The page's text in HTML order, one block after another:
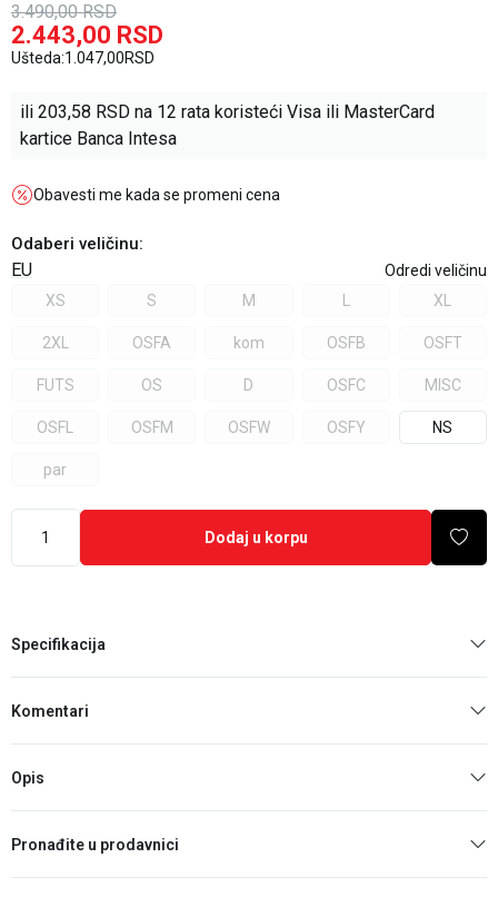
3.490,00 RSD
2.443,00 RSD
Ušteda:1.047,00RSD
ili 203,58 RSD na 12 rata koristeći Visa ili MasterCard
kartice Banca Intesa
Obavesti me kada se promeni cena
Odaberi veličinu:
EU
Odredi veličinu
XS
S M XL
2XL OSFA kom OSFB OSFT
FUTS OS D OSFC MISC
OSFL OSFM OSFW OSFY NS
par
Dodaj u korpu
Specifikacija
Komentari
Opis
Pronađite u prodavnici